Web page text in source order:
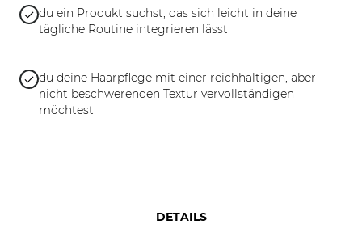
du ein Produkt suchst, das sich leicht in deine
tägliche Routine integrieren lässt
du deine Haarpflege mit einer reichhaltigen, aber
nicht beschwerenden Textur vervollständigen
möchtest
DETAILS